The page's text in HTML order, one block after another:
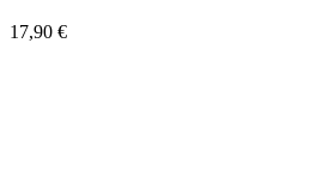
17,90 €